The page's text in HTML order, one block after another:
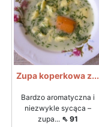
Zupa koperkowa z...
Bardzo aromatyczna i
niezwykle sycąca –
zupa... ⇖ 91